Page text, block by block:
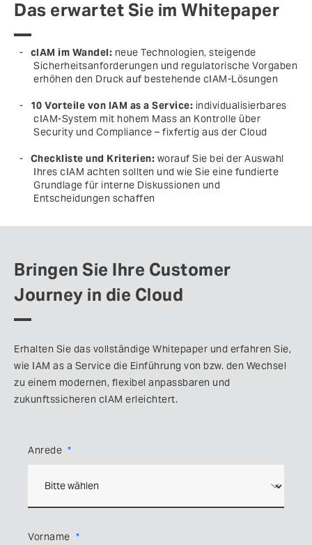
Das erwartet Sie im Whitepaper
cIAM im Wandel: neue Technologien, steigende
Sicherheitsanforderungen und regulatorische Vorgaben
erhöhen den Druck auf bestehende cIAM-Lösungen
10 Vorteile von IAM as a Service: individualisierbares
cIAM-System mit hohem Mass an Kontrolle über
Security und Compliance – fixfertig aus der Cloud
Checkliste und Kriterien: worauf Sie bei der Auswahl
Ihres cIAM achten sollten und wie Sie eine fundierte
Grundlage für interne Diskussionen und
Entscheidungen schaffen
Bringen Sie Ihre Customer
Journey in die Cloud
Erhalten Sie das vollständige Whitepaper und erfahren Sie,
wie IAM as a Service die Einführung von bzw. den Wechsel
zu einem modernen, flexibel anpassbaren und
zukunftssicheren cIAM erleichtert.
Anrede
Vorname